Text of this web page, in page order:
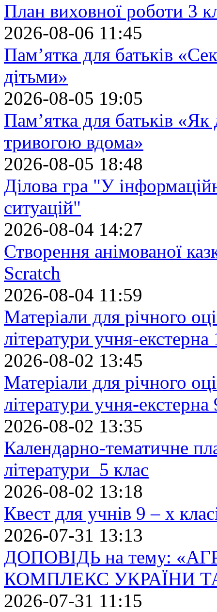
План виховної роботи 3
2026-08-06 11:45
Пам’ятка для батьків
дітьми»
2026-08-05 19:05
Пам’ятка для батьків
тривогою вдома»
2026-08-05 18:48
Ділова гра "У
ситуацій"
2026-08-04 14:27
Створення анімованої
Scratch
2026-08-04 11:59
Матеріали для річного
літератури учня-екстерна
2026-08-02 13:45
Матеріали для річного
літератури учня-екстерна
2026-08-02 13:35
Календарно-тематичне
літератури 5 клас
2026-08-02 13:18
Квест для учнів 9 – х
2026-07-31 13:13
ДОПОВІДЬ на тему:
КОМПЛЕКС УКРАЇНИ
2026-07-31 11:15